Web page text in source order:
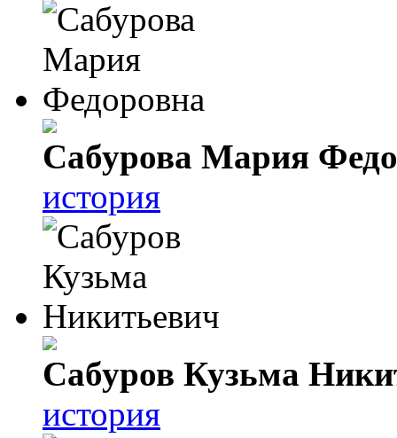
Сабурова Мария
история
Сабуров Кузьма
история